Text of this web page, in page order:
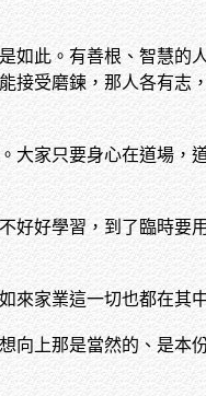
如此。有善根、智慧的
接受磨鍊，那人各有志
大家只要身心在道場，
好好學習，到了臨時要
來家業這一切也都在其中
向上那是當然的、是本